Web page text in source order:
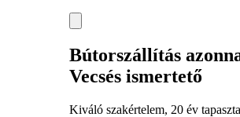
Bútorszállítás
Vecsés ismertető
Kiváló szakértelem, 20 év